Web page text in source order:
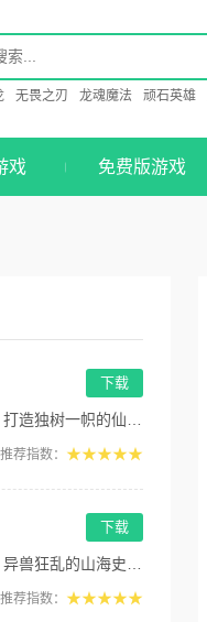
无畏之刃 龙魂魔法 顽石英雄
戏 免费版游戏
王回归修行故事。...
推荐指数： ★★★★★
下载
诗剧情。玩家化身...
推荐指数： ★★★★★
下载